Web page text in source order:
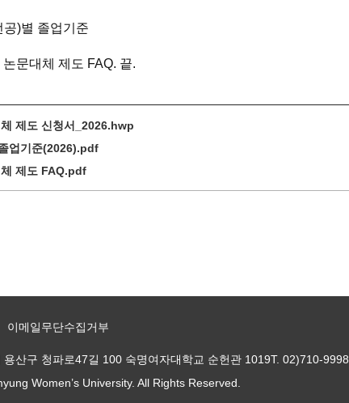
)별 졸업기준
문대체 제도 FAQ. 끝.
제도 신청서_2026.hwp
업기준(2026).pdf
제도 FAQ.pdf
이메일무단수집거부
산구 청파로47길 100 숙명여자대학교 순헌관 1019T. 02)710-9998
Women’s University. All Rights Reserved.